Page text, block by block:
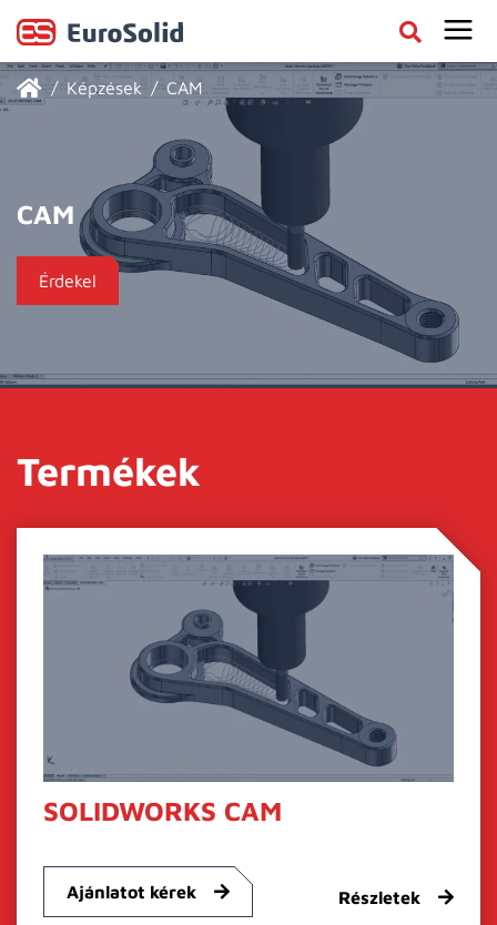
Képzések CAM
CAM
Érdekel
Termékek
SOLIDWORKS CAM
Ajánlatot kérek Részletek